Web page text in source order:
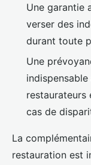
Une garantie
verser des
durant toute
Une
restaurateurs
cas de
La
restauration est